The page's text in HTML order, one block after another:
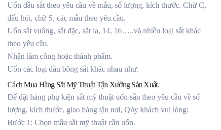
Uốn đầu sắt theo yêu cầu về mẫu, số lượng, kích thước. Chữ C,
dấu hỏi, chữ S, các mẫu theo yêu cầu.
Uốn sắt vuông, sắt đặc, sắt la, 14, 16…..và nhiều loại sắt khác
theo yêu cầu.
Nhận làm công hoặc thành phẩm.
Uốn các loại đầu bông sắt khác nhau như:
Cách Mua Hàng Sắt Mỹ Thuật Tận Xưởng Sản Xuất.
Để đặt hàng phụ kiện sắt mỹ thuật uốn sẵn theo yêu cầu về số
lượng, kích thước, giao hàng tận nơi, Qúy khách vui lòng:
Bước 1: Chọn mẫu sắt mỹ thuật cần uốn.